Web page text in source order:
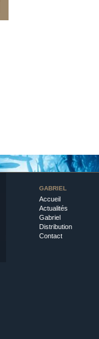
GABRIEL
Accueil
Actualités
Gabriel
Distribution
Contact